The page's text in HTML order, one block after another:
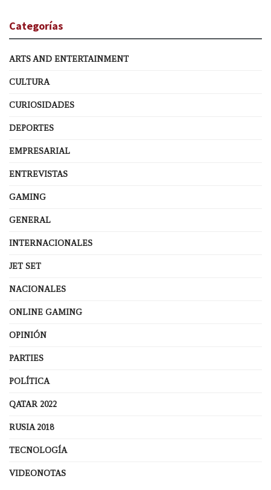
Categorías
ARTS AND ENTERTAINMENT
CULTURA
CURIOSIDADES
DEPORTES
EMPRESARIAL
ENTREVISTAS
GAMING
GENERAL
INTERNACIONALES
JET SET
NACIONALES
ONLINE GAMING
OPINIÓN
PARTIES
POLÍTICA
QATAR 2022
RUSIA 2018
TECNOLOGÍA
VIDEONOTAS